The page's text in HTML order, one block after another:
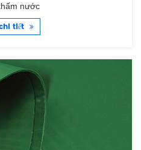
nước
tiết